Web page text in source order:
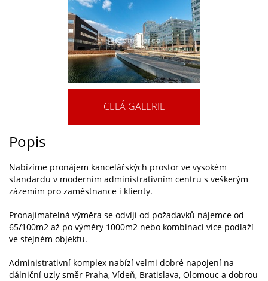
CELÁ GALERIE
Popis
Nabízíme pronájem kancelářských prostor ve vysokém
standardu v moderním administrativním centru s veškerým
zázemím pro zaměstnance i klienty.
Pronajímatelná výměra se odvíjí od požadavků nájemce od
65/100m2 až po výměry 1000m2 nebo kombinaci více podlaží
ve stejném objektu.
Administrativní komplex nabízí velmi dobré napojení na
dálniční uzly směr Praha, Vídeň, Bratislava, Olomouc a dobrou